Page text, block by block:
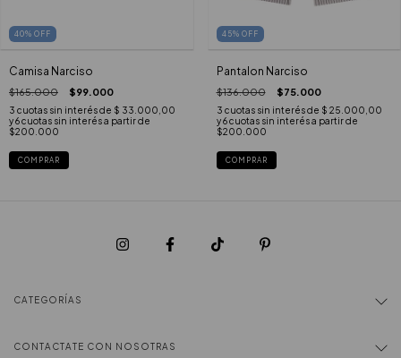
40% OFF
Camisa Narciso
$165.000 $99.000
3 cuotas sin interés de $ 33.000,00
COMPRAR
45% OFF
Pantalon Narciso
$136.000 $75.000
3 cuotas sin interés de $ 25.000,00
COMPRAR
CATEGORÍAS
CONTACTATE CON NOSOTRAS